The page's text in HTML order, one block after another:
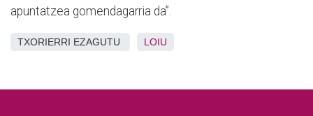
apuntatzea gomendagarria da”.
TXORIERRI EZAGUTU LOIU